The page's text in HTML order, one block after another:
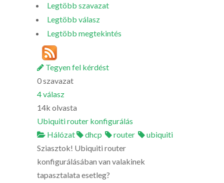
Legtöbb szavazat
Legtöbb válasz
Legtöbb megtekintés
Tegyen fel kérdést
0szavazat
4válasz
14k olvasta
Ubiquiti router konfigurálás
Hálózat
dhcp router
ubiquiti
Sziasztok! Ubiquiti router
konfigurálásában van valakinek
tapasztalata esetleg?